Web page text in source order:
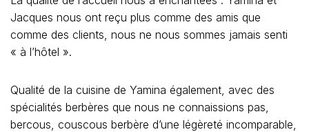
Jacques nous ont reçu plus comme des amis que
comme des clients, nous ne nous sommes jamais senti
« à l’hôtel ».
Qualité de la cuisine de Yamina également, avec des
spécialités berbères que nous ne connaissions pas,
bercous, couscous berbère d’une légèreté incomparable,